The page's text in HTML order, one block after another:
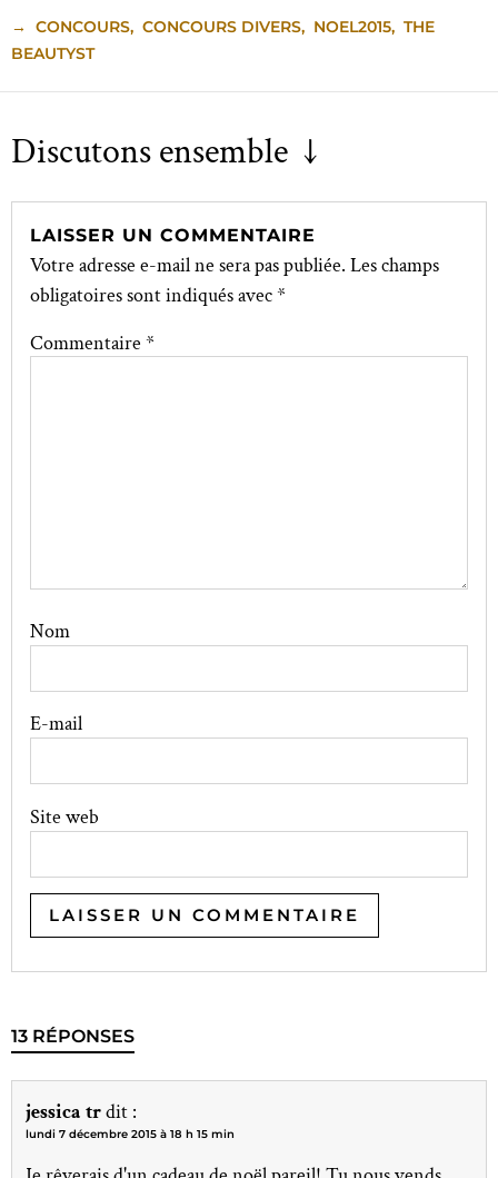
→ CONCOURS, CONCOURS DIVERS, NOEL2015, THE
BEAUTYST
Discutons ensemble ↓
LAISSER UN COMMENTAIRE
Votre adresse e-mail ne sera pas publiée. Les champs
obligatoires sont indiqués avec*
Commentaire *
Nom
E-mail
Site web
13 RÉPONSES
jessica trdit :
lundi 7 décembre 2015 à 18 h 15 min